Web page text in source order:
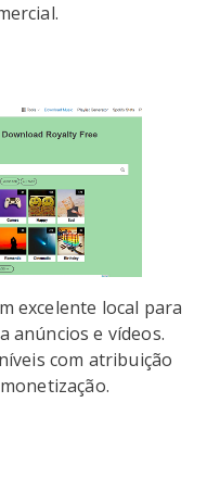
excelente local para
anúncios e vídeos.
com atribuição